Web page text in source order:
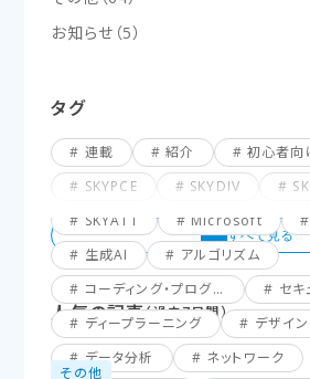
お知らせ （5）
タグ
連載 紹介 初心者向
SKYPCE
SKYDIV
SKYATT
Microsoft
生成AI
アルゴリズム
コーディング・プログラミング
セキ
ディープラーニング
デザイン
データ分析
ネットワーク
人気の記事（過去7日間）
その他